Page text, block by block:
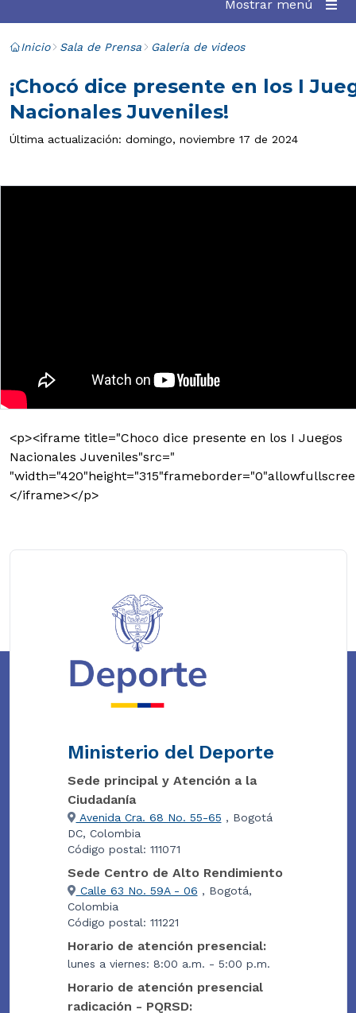
Mostrar menú
Inicio Sala de Prensa Galería de videos
¡Chocó dice presente en los I
Nacionales Juveniles!
Última actualización: domingo, noviembre 17 de 2024
<p><iframe title="Choco dice presente en los I Juegos
Nacionales Juveniles"src="
</iframe></p>
Ministerio del Deporte
Sede principal y Atención a la
Ciudadanía
Avenida Cra. 68 No. 55-65 , Bogotá
DC, Colombia
Código postal: 111071
Sede Centro de Alto Rendimiento
Calle 63 No. 59A - 06 , Bogotá,
Colombia
Código postal: 111221
Horario de atención presencial:
lunes a viernes: 8:00 a.m. - 5:00 p.m.
Horario de atención presencial
radicación - PQRSD: